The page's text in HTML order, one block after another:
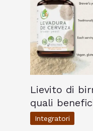
Lievito di
quali
Integratori